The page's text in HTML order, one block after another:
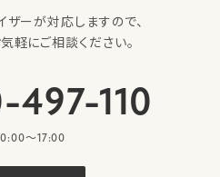
ザーが対応しますので、
軽にご相談ください。
497-110
〜17:00